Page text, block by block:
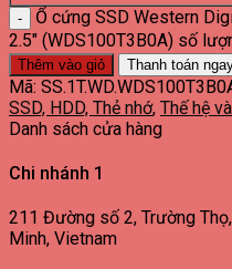
Ổ cứng SSD Western
2.5" (WDS100T3B0A) số
Thêm vào giỏ Thanh toán
Mã:
SSD, HDD, Thẻ nhớ, Thế hệ
Danh sách cửa hàng
Chi nhánh 1
211 Đường số 2, Trường
Minh, Vietnam